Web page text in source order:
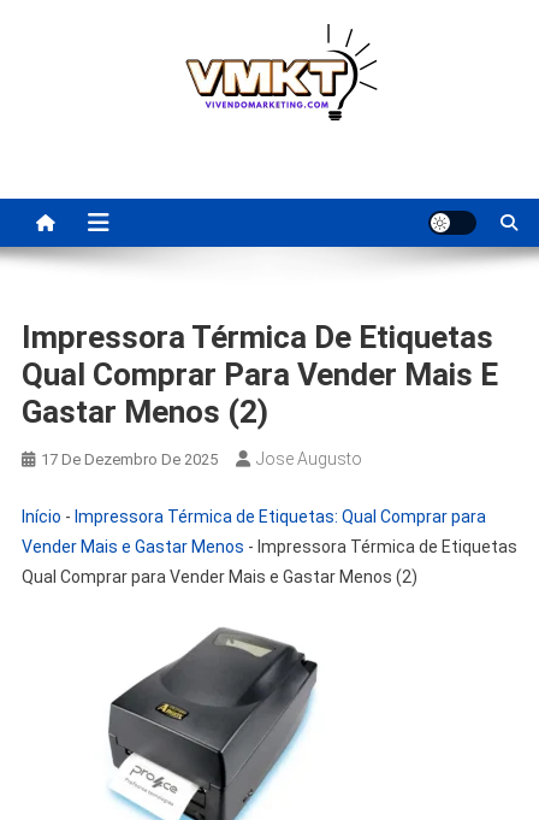
Para Revenda | Vivendo
Marketing
Impressora Térmica De Etiquetas
Qual Comprar Para Vender Mais E
Gastar Menos (2)
17 De Dezembro De 2025 Jose Augusto
Início - Impressora Térmica de Etiquetas: Qual Comprar para
Vender Mais e Gastar Menos - Impressora Térmica de Etiquetas
Qual Comprar para Vender Mais e Gastar Menos (2)